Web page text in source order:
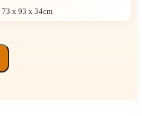
73 x 93 x 34cm